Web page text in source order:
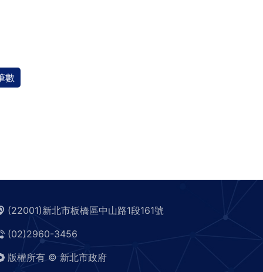
數
(22001)新北市板橋區中山路1段161號
(02)2960-3456
版權所有 © 新北市政府